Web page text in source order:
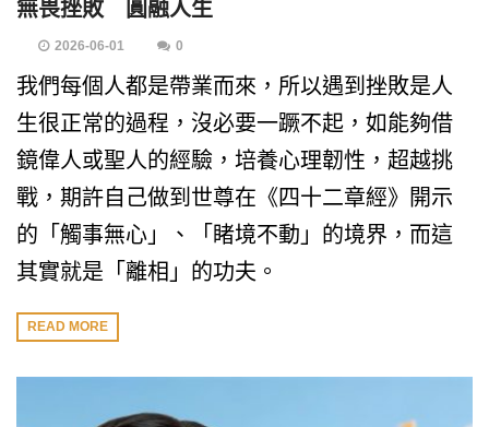
無畏挫敗 圓融人生
2026-06-01 0
我們每個人都是帶業而來，所以遇到挫敗是人
生很正常的過程，沒必要一蹶不起，如能夠借
鏡偉人或聖人的經驗，培養心理韌性，超越挑
戰，期許自己做到世尊在《四十二章經》開示
的「觸事無心」、「睹境不動」的境界，而這
其實就是「離相」的功夫。
READ MORE